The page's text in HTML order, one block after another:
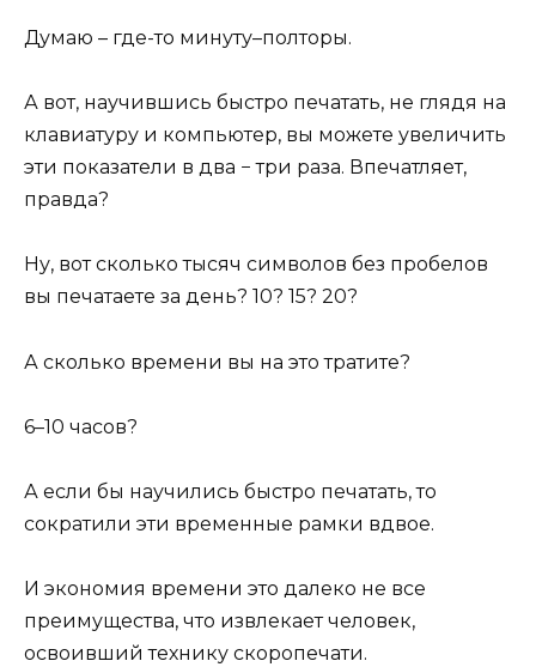
Думаю – где-то минуту–полторы.
А вот, научившись быстро печатать, не глядя на
клавиатуру и компьютер, вы можете увеличить
эти показатели в два − три раза. Впечатляет,
правда?
Ну, вот сколько тысяч символов без пробелов
вы печатаете за день? 10? 15? 20?
А сколько времени вы на это тратите?
6–10 часов?
А если бы научились быстро печатать, то
сократили эти временные рамки вдвое.
И экономия времени это далеко не все
преимущества, что извлекает человек,
освоивший технику скоропечати.